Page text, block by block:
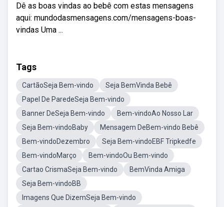
Dê as boas vindas ao bebê com estas mensagens
aqui: mundodasmensagens.com/mensagens-boas-
vindas Uma ...
Tags
CartãoSeja Bem-vindo
Seja BemVinda Bebê
Papel De ParedeSeja Bem-vindo
Banner DeSeja Bem-vindo
Bem-vindoAo Nosso Lar
Seja Bem-vindoBaby
Mensagem DeBem-vindo Bebê
Bem-vindoDezembro
Seja Bem-vindoEBF Tripkedfe
Bem-vindoMarço
Bem-vindoOu Bem-vindo
Cartao CrismaSeja Bem-vindo
BemVinda Amiga
Seja Bem-vindoBB
Imagens Que DizemSeja Bem-vindo